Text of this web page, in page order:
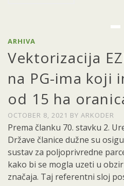
ARHIVA
Vektorizacija
na PG-ima koji
od 15 ha
OCTOBER 8, 2021 BY ARKODER
Prema članku 70. stavku 2.
Države članice dužne su
sustav za poljoprivredne
kako bi se mogla uzeti u
značaja. Taj referentni sloj